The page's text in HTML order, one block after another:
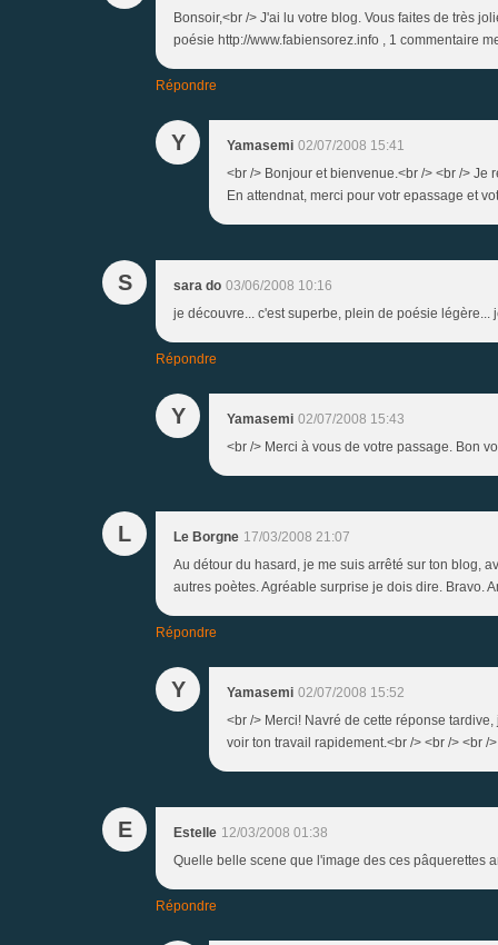
Bonsoir,<br /> J'ai lu votre blog. Vous faites de très
poésie http://www.fabiensorez.info , 1 commentaire
Répondre
Y Yamasemi 02/07/2008 15:41
<br /> Bonjour et bienvenue.<br /> <br />
En attendnat, merci pour votr epassage et
S sara do 03/06/2008 10:16
je découvre... c'est superbe, plein de poésie légère...
Répondre
Y Yamasemi 02/07/2008 15:43
<br /> Merci à vous de votre passage. Bon
L Le Borgne 17/03/2008 21:07
Au détour du hasard, je me suis arrêté sur ton blog,
autres poètes. Agréable surprise je dois dire. Bravo.
Répondre
Y Yamasemi 02/07/2008 15:52
<br /> Merci! Navré de cette réponse
voir ton travail rapidement.<br /> <br /> <br />
E Estelle 12/03/2008 01:38
Quelle belle scene que l'image des ces pâquerettes
Répondre